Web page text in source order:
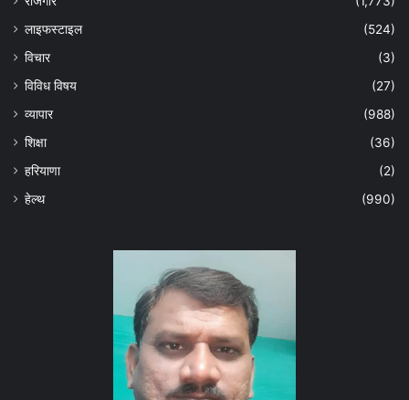
लाइफस्टाइल
(524)
विचार
(3)
विविध विषय
(27)
व्यापार
(988)
शिक्षा
(36)
हरियाणा
(2)
हेल्‍थ
(990)